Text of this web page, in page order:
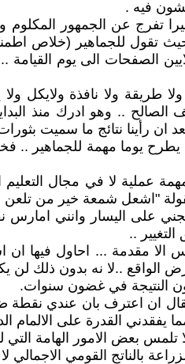
فيه .
تفرج عن الجمهور
للجماهير (خلاص
الصفحات الى يوم القيامة
طريقة ولا نافذة ولايكل
الصالح .. وهو ادرك منذ
رأينا نتائج ما سميت بثورات
يطرح يوما مهمة
عملية لا في مجال التعليم
تلعن الظلام الف مرة" فهو منذ 80 سنة او
على اليسار وانني
..
الا مقدمة ... احاول فيها
الواقع ..لا نه بدون ذلك
النتيجة في غضون سنوات.
ان اعترف بان عندي نقطة
القدرة على الالمام
بعض الامور الهامة التي